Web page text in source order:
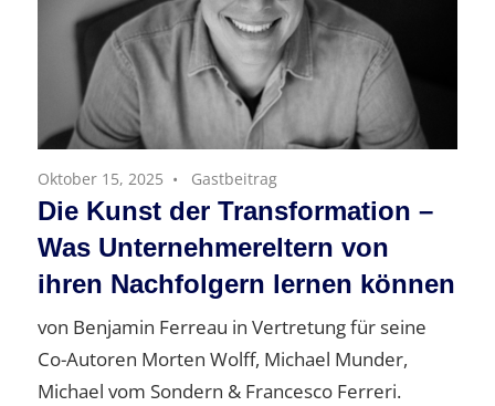
Oktober 15, 2025 Gastbeitrag
Die Kunst der Transformation –
Was Unternehmereltern von
ihren Nachfolgern lernen können
von Benjamin Ferreau in Vertretung für seine
Co-Autoren Morten Wolff, Michael Munder,
Michael vom Sondern & Francesco Ferreri.